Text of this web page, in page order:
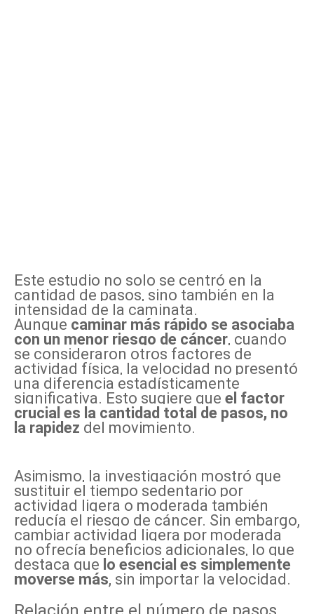
Este estudio no solo se centró en la
cantidad de pasos, sino también en la
intensidad de la caminata.
Aunque caminar más rápido se asociaba
con un menor riesgo de cáncer, cuando
se consideraron otros factores de
actividad física, la velocidad no presentó
una diferencia estadísticamente
significativa. Esto sugiere que el factor
crucial es la cantidad total de pasos, no
la rapidez del movimiento.
Asimismo, la investigación mostró que
sustituir el tiempo sedentario por
actividad ligera o moderada también
reducía el riesgo de cáncer. Sin embargo,
cambiar actividad ligera por moderada
no ofrecía beneficios adicionales, lo que
destaca que lo esencial es simplemente
moverse más, sin importar la velocidad.